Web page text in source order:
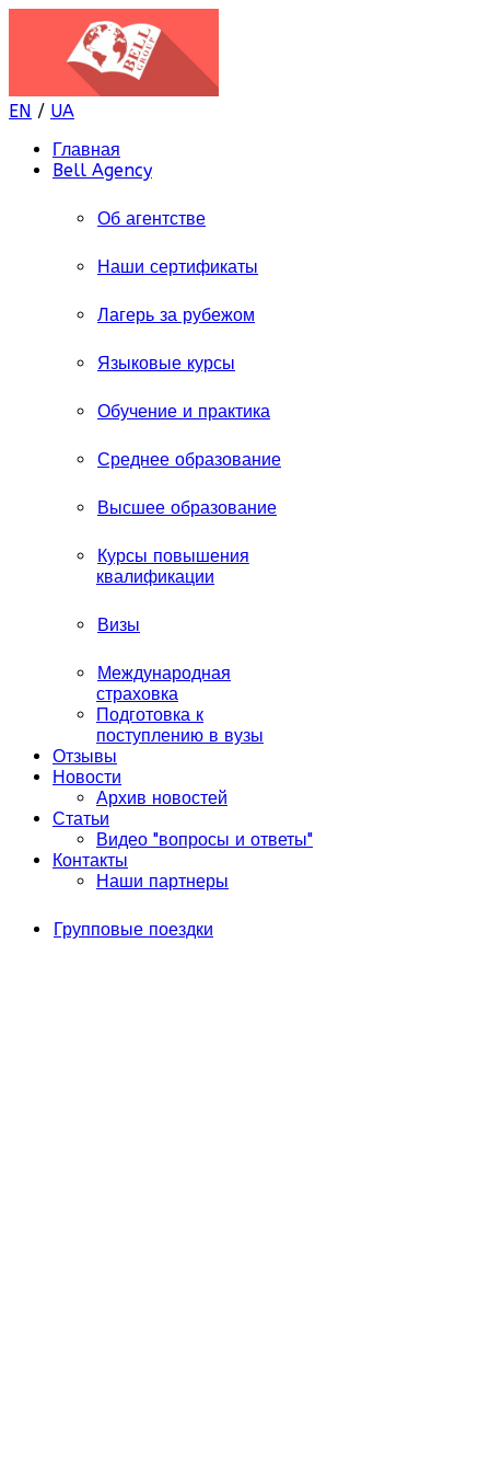
EN / UA
Главная
Bell Agency
Об агентстве
Наши сертификаты
Лагерь за рубежом
Языковые курсы
Обучение и практика
Среднее образование
Высшее образование
Курсы повышения
квалификации
Визы
Международная
страховка
Подготовка к
поступлению в вузы
Отзывы
Новости
Архив новостей
Статьи
Видео "вопросы и ответы"
Контакты
Наши партнеры
Групповые поездки